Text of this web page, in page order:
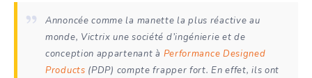
Annoncée comme la manette la plus réactive au
monde, Victrix une société d’ingénierie et de
conception appartenant à Performance Designed
Products (PDP) compte frapper fort. En effet, ils ont